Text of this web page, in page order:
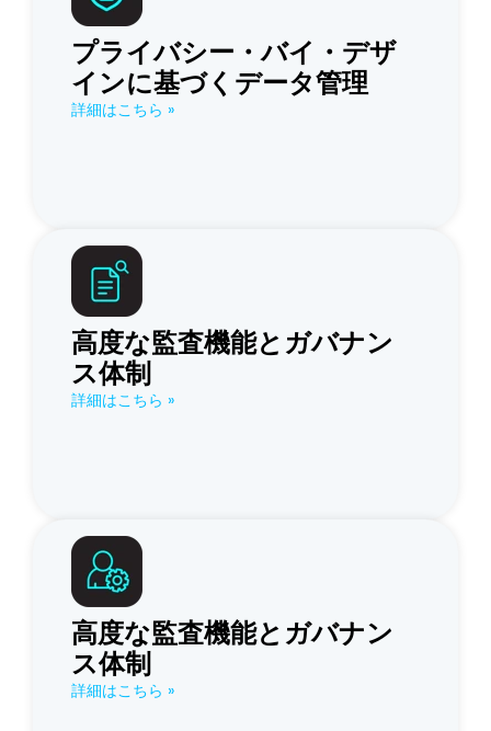
プライバシー・バイ・デザ
インに基づくデータ管理
詳細はこちら »
高度な監査機能とガバナン
ス体制
詳細はこちら »
高度な監査機能とガバナン
ス体制
詳細はこちら »